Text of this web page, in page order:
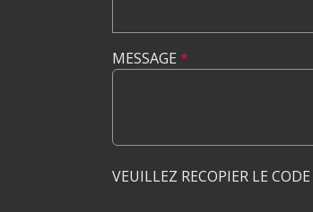
MESSAGE *
VEUILLEZ RECOPIER LE CODE